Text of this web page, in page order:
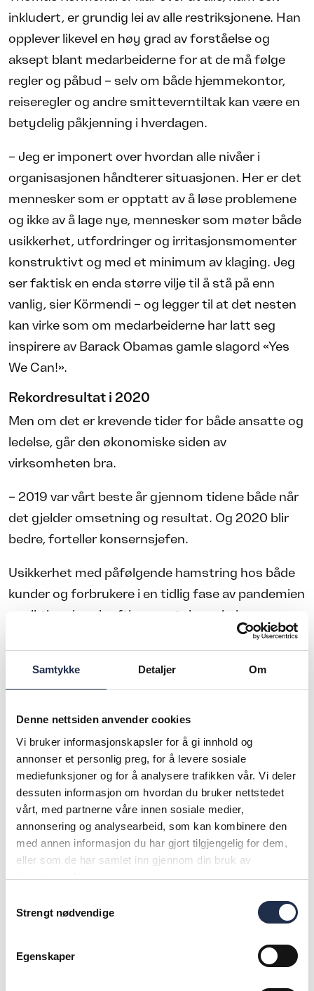
Samtykke Detaljer Om
Denne nettsiden anvender cookies
Vi bruker informasjonskapsler for å gi innhold og
annonser et personlig preg, for å levere sosiale
mediefunksjoner og for å analysere trafikken vår. Vi deler
dessuten informasjon om hvordan du bruker nettstedet
vårt, med partnerne våre innen sosiale medier,
annonsering og analysearbeid, som kan kombinere den
med annen informasjon du har gjort tilgjengelig for dem,
eller som de har samlet inn gjennom din bruk av
tjenestene deres.
Strengt nødvendige
Egenskaper
inkludert, er grundig lei av alle restriksjonene. Han
opplever likevel en høy grad av forståelse og
aksept blant medarbeiderne for at de må følge
regler og påbud – selv om både hjemmekontor,
reiseregler og andre smitteverntiltak kan være en
betydelig påkjenning i hverdagen.
– Jeg er imponert over hvordan alle nivåer i
organisasjonen håndterer situasjonen. Her er det
mennesker som er opptatt av å løse problemene
og ikke av å lage nye, mennesker som møter både
usikkerhet, utfordringer og irritasjonsmomenter
konstruktivt og med et minimum av klaging. Jeg
ser faktisk en enda større vilje til å stå på enn
vanlig, sier Körmendi – og legger til at det nesten
kan virke som om medarbeiderne har latt seg
inspirere av Barack Obamas gamle slagord «Yes
We Can!».
Rekordresultat i 2020
Men om det er krevende tider for både ansatte og
ledelse, går den økonomiske siden av
virksomheten bra.
– 2019 var vårt beste år gjennom tidene både når
det gjelder omsetning og resultat. Og 2020 blir
bedre, forteller konsernsjefen.
Usikkerhet med påfølgende hamstring hos både
kunder og forbrukere i en tidlig fase av pandemien
ga riktignok en kraftig omsetningsøkning, men
siden har etterspørselen jevnet seg ut. I 2020 har
samlet gir dette Elopak en moderat
koronaen kom inn i bildet.
– Den betydelige resultatforbedringen er med
andre ord i liten grad volumdrevet.
Implementering av en ny og mer rasjonell
prisstruktur og reduserte reisekostnader har
bidradd positivt til bunnlinjen, men hovedårsaken
til rekordresultatet er at det langsiktige arbeidet
med operasjonelle forbedringer for bedre
effektivitet og lavere kostnader har kunnet
fortsette som planlagt, også i dette unntaksåret.
Det er enda et vitnesbyrd om innsatsviljen i
organisasjonen, sier Körmendi.